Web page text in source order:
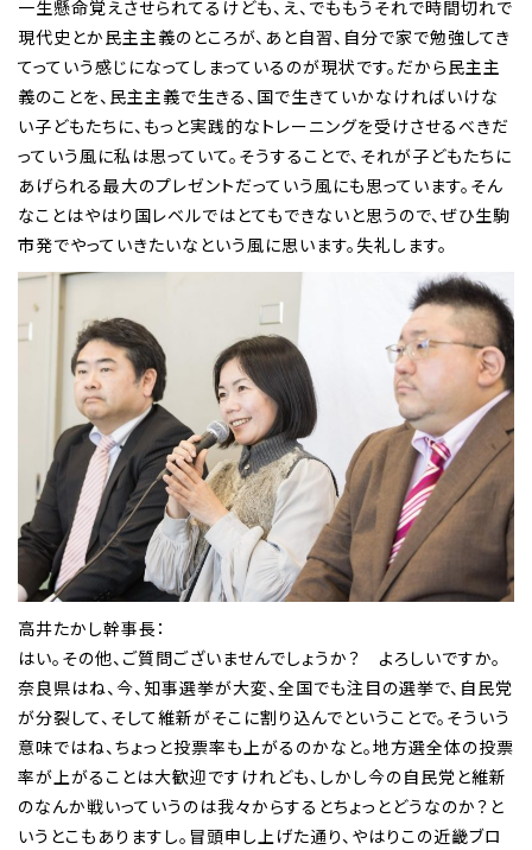
一生懸命覚えさせられてるけども、え、でももうそれで時間切れで
現代史とか民主主義のところが、あと自習、自分で家で勉強してき
てっていう感じになってしまっているのが現状です。だから民主主
義のことを、民主主義で生きる、国で生きていかなければいけな
い子どもたちに、もっと実践的なトレーニングを受けさせるべきだ
っていう風に私は思っていて。そうすることで、それが子どもたちに
あげられる最大のプレゼントだっていう風にも思っています。そん
なことはやはり国レベルではとてもできないと思うので、ぜひ生駒
市発でやっていきたいなという風に思います。失礼します。
高井たかし幹事長：
はい。その他、ご質問ございませんでしょうか？ よろしいですか。
奈良県はね、今、知事選挙が大変、全国でも注目の選挙で、自民党
が分裂して、そして維新がそこに割り込んでということで。そういう
意味ではね、ちょっと投票率も上がるのかなと。地方選全体の投票
率が上がることは大歓迎ですけれども、しかし今の自民党と維新
のなんか戦いっていうのは我々からするとちょっとどうなのか？と
いうとこもありますし。冒頭申し上げた通り、やはりこの近畿ブロ